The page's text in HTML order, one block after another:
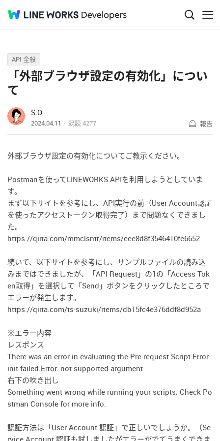
Q&A
API 全般
「外部ブラウザ設定の有効化」につい
て
S.O
2024.04.11 既読4277 報告
外部ブラウザ設定の有効化についてご教示ください。
Postmanを使ってLINEWORKS APIを利用しようとしていま
す。
まず以下サイトを参考にし、API実行の前（User Account認証
を使ったアクセストークン取得完了）まで問題なくできまし
た。
https://qiita.com/mmclsntr/items/eee8d8f3546410fe6652
続いて、以下サイトを参考にし、サンプルファイルの読み込
みまではできましたが、「API Request」の1の「Access Tok
en取得」を選択して「Send」ボタンをクリックしたところで
エラーが発生します。
https://qiita.com/ts-suzuki/items/db15fc4e376ddf8d952a
※エラー内容
レスポンス
There was an error in evaluating the Pre-request Script:Error:
init failed:Error: not supported argument
右下の吹き出し
Something went wrong while running your scripts. Check Po
stman Console for more info.
認証方法は「User Account 認証」で正しいでしょうか。（Se
rvice Account 認証も試しましたがエラーがでてうまくできま